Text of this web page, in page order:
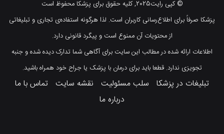
© کپی رایت2025, کلیه حقوق برای پزشکا محفوظ است
پزشکا صرفاً برای اطلاع‌رسانی کاربران است. لذا هرگونه استفاده‌ی تجاری و تبلیغاتی
از محتویات آن ممنوع است و پیگرد قانونی دارد.
اطلاعات ارائه شده در مطالب این سایت برای آگاهی شما تدارک دیده شده و جنبه
تجویزی ندارد. قطعا باید برای درمان با پزشک یا جراح خود همراه باشید.
تبلیغات در پزشکا سلب مسئولیت نقشه سایت تماس با ما
درباره ما